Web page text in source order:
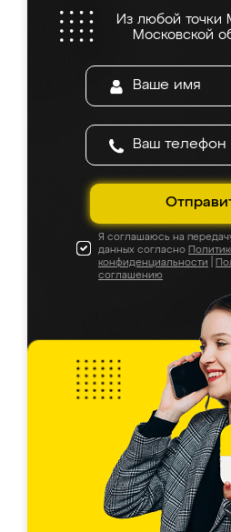
Из любой точки
Московской
Я соглашаюсь на
данных согласно
конфиденциальности
соглашению